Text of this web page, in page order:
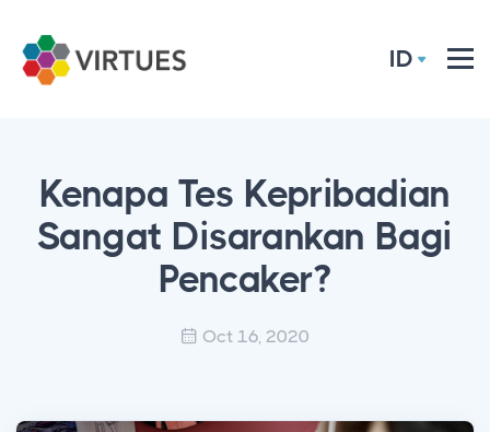
ID
Kenapa Tes Kepribadian
Sangat Disarankan Bagi
Pencaker?
Oct 16, 2020